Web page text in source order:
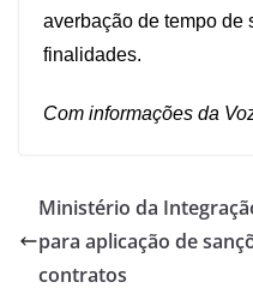
averbação de tempo de
finalidades.
Com informações da
Ministério da
para aplicação de
contratos